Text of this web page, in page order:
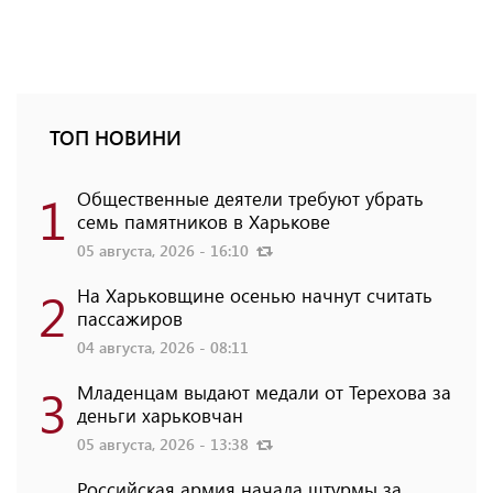
ТОП НОВИНИ
1 Общественные деятели требуют убрать
семь памятников в Харькове
05 августа, 2026 - 16:10
2 На Харьковщине осенью начнут считать
пассажиров
04 августа, 2026 - 08:11
3 Младенцам выдают медали от Терехова за
деньги харьковчан
05 августа, 2026 - 13:38